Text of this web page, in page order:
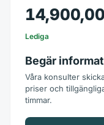
Lediga
Begär
Våra konsulter
priser och
timmar.